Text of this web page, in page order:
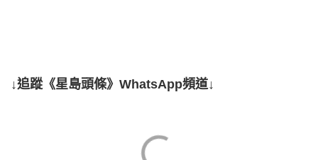
↓追蹤《星島頭條》WhatsApp頻道↓